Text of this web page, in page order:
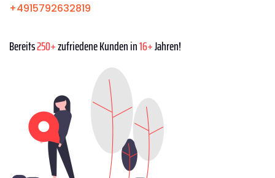
+4915792632819
Bereits250+zufriedene Kunden in16+Jahren!